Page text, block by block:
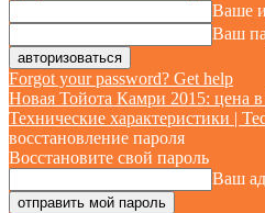
Ваше
Ваш
Forgot your password? Get help
Новая Тойота Камри 2015: цена
Технические характеристики |
восстановление пароля
Восстановите свой пароль
Ваш